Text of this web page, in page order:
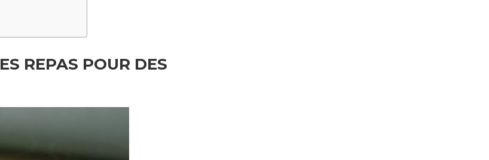
REPAS POUR DES